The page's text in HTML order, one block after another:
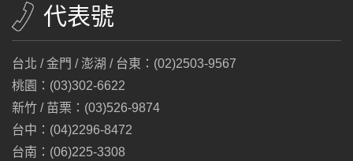
代表號
台北 / 金門 / 澎湖 / 台東：(02)2503-9567
桃園：(03)302-6622
新竹 / 苗栗：(03)526-9874
台中：(04)2296-8472
台南：(06)225-3308